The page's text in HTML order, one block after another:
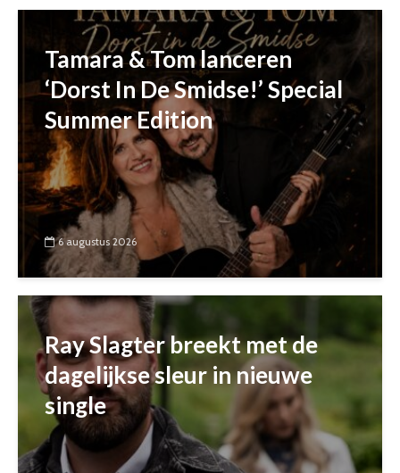
Tamara & Tom lanceren
‘Dorst In De Smidse!’ Special
Summer Edition
6 augustus 2026
Ray Slagter breekt met de
dagelijkse sleur in nieuwe
single